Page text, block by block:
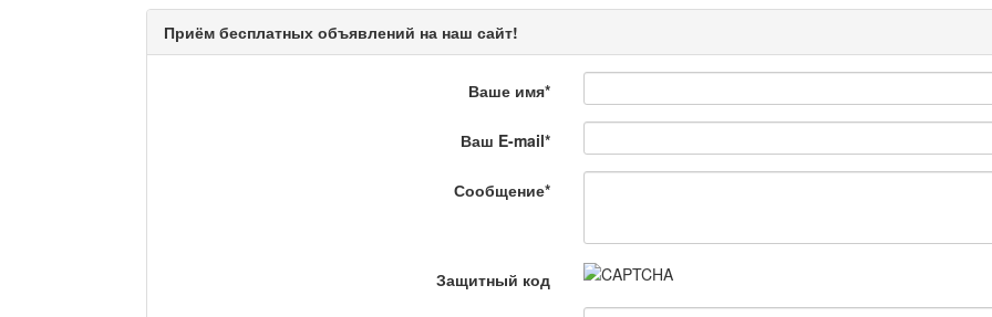
Музыкально-развлекательная программа «Энергия удачи» представляет собой
На полицейской волне / Қылмыс пен жаза
Приём бесплатных объявлений на наш сайт!
Ваше имя*
Ваш E-mail*
Сообщение*
Защитный код